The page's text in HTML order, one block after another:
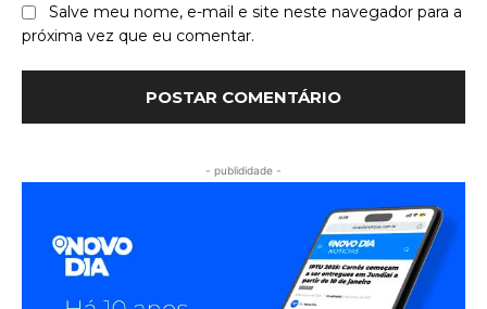
Salve meu nome, e-mail e site neste navegador para a
próxima vez que eu comentar.
- publididade -